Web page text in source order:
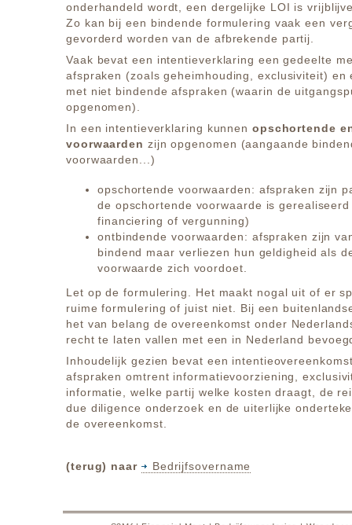
onderhandeld wordt, een dergelijke LOI is
Zo kan bij een bindende formulering vaak een
gevorderd worden van de afbrekende partij.
Vaak bevat een intentieverklaring een gedeelte
afspraken (zoals geheimhouding, exclusiviteit) en
met niet bindende afspraken (waarin de
opgenomen).
In een intentieverklaring kunnen opschortende
voorwaarden zijn opgenomen (aangaande
voorwaarden...)
opschortende voorwaarden: afspraken zijn
de opschortende voorwaarde is
financiering of vergunning)
ontbindende voorwaarden: afspraken zijn
bindend maar verliezen hun geldigheid als
voorwaarde zich voordoet.
Let op de formulering. Het maakt nogal uit of er
ruime formulering of juist niet. Bij een
het van belang de overeenkomst onder
recht te laten vallen met een in Nederland
Inhoudelijk gezien bevat een
afspraken omtrent informatievoorziening,
informatie, welke partij welke kosten draagt, de
due diligence onderzoek en de uiterlijke
de overeenkomst.
(terug) naar Bedrijfsovername